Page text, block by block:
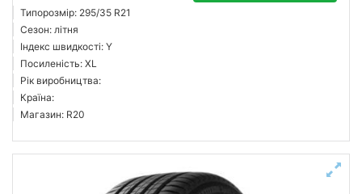
Типорозмір: 295/35 R21
Сезон: літня
Індекс швидкості: Y
Посиленість: XL
Рік виробництва:
Країна:
Магазин: R20